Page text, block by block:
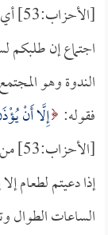
اجتماع إن طلبكم
الندوة وهو
فقوله: إِلَّا أَنْ
إذا دعيتم لطعام
الساعات الطوال